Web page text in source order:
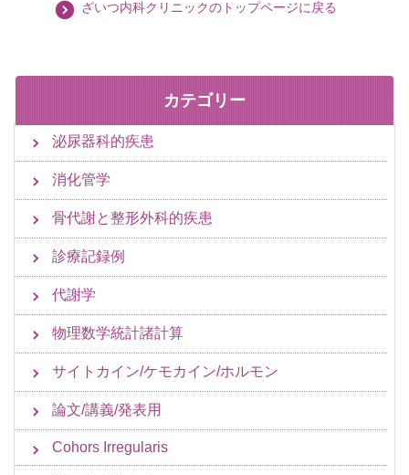
ざいつ内科クリニックのトップページに戻る
カテゴリー
泌尿器科的疾患
消化管学
骨代謝と整形外科的疾患
診療記録例
代謝学
物理数学統計諸計算
サイトカイン/ケモカイン/ホルモン
論文/講義/発表用
Cohors Irregularis